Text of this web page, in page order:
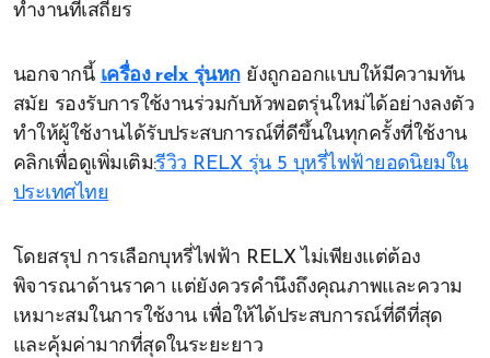
ทำงานที่เสถียร
นอกจากนี้ เครื่อง relx รุ่นหกยังถูกออกแบบให้มีความทัน
สมัย รองรับการใช้งานร่วมกับหัวพอตรุ่นใหม่ได้อย่างลงตัว
ทำให้ผู้ใช้งานได้รับประสบการณ์ที่ดีขึ้นในทุกครั้งที่ใช้งาน
คลิกเพื่อดูเพิ่มเติม:รีวิว RELX รุ่น 5 บุหรี่ไฟฟ้ายอดนิยมใน
ประเทศไทย
โดยสรุป การเลือกบุหรี่ไฟฟ้า RELX ไม่เพียงแต่ต้อง
พิจารณาด้านราคา แต่ยังควรคำนึงถึงคุณภาพและความ
เหมาะสมในการใช้งาน เพื่อให้ได้ประสบการณ์ที่ดีที่สุด
และคุ้มค่ามากที่สุดในระยะยาว